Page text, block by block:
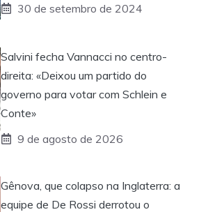
30 de setembro de 2024
Salvini fecha Vannacci no centro-
direita: «Deixou um partido do
governo para votar com Schlein e
Conte»
9 de agosto de 2026
Gênova, que colapso na Inglaterra: a
equipe de De Rossi derrotou o